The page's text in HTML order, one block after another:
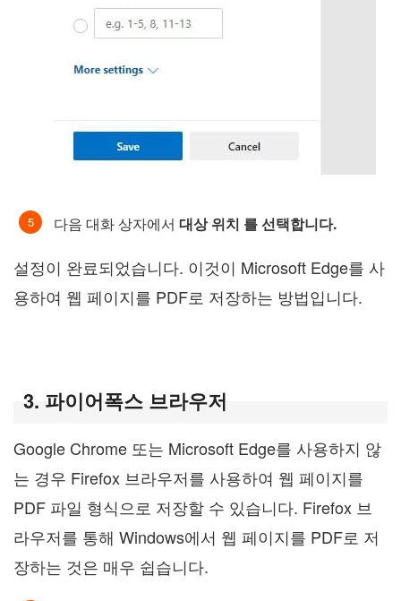
다음 대화 상자에서 대상 위치 를 선택합니다.
설정이 완료되었습니다. 이것이 Microsoft Edge를 사
용하여 웹 페이지를 PDF로 저장하는 방법입니다.
3. 파이어폭스 브라우저
Google Chrome 또는 Microsoft Edge를 사용하지 않
는 경우 Firefox 브라우저를 사용하여 웹 페이지를
PDF 파일 형식으로 저장할 수 있습니다. Firefox 브
라우저를 통해 Windows에서 웹 페이지를 PDF로 저
장하는 것은 매우 쉽습니다.